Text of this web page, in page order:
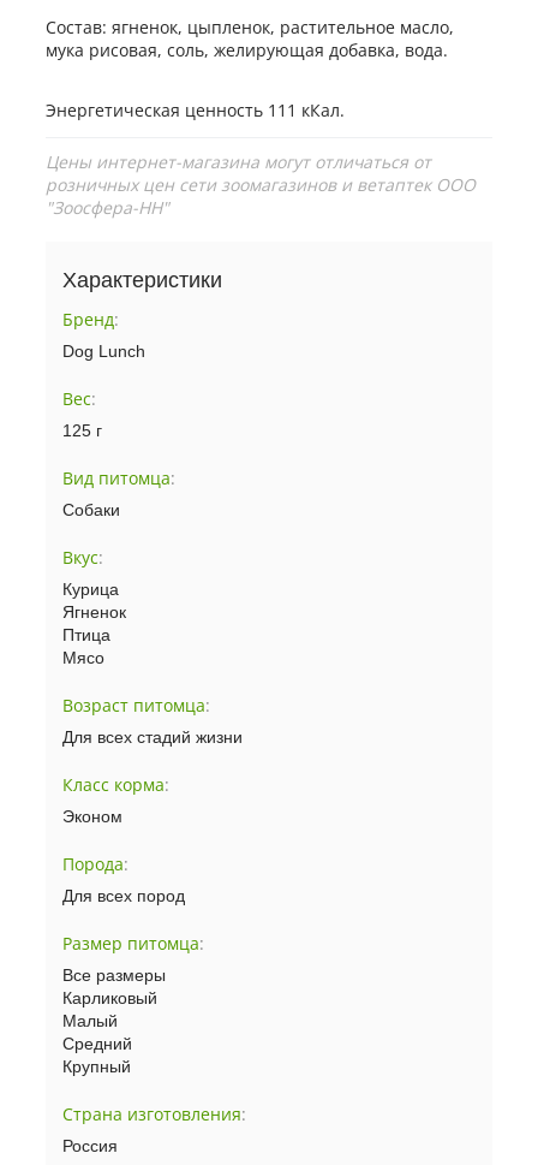
Состав: ягненок, цыпленок, растительное масло,
мука рисовая, соль, желирующая добавка, вода.
Энергетическая ценность 111 кКал.
Цены интернет-магазина могут отличаться от
розничных цен сети зоомагазинов и ветаптек ООО
"Зоосфера-НН"
Характеристики
Бренд:
Dog Lunch
Вес:
125 г
Вид питомца:
Собаки
Вкус:
Курица
Ягненок
Птица
Мясо
Возраст питомца:
Для всех стадий жизни
Класс корма:
Эконом
Порода:
Для всех пород
Размер питомца:
Все размеры
Карликовый
Малый
Средний
Крупный
Страна изготовления:
Россия